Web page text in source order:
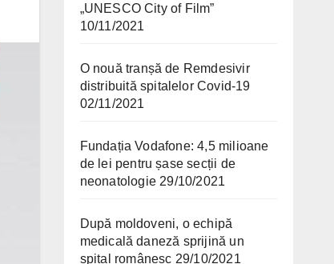
„UNESCO City of Film”
10/11/2021
O nouă tranșă de Remdesivir
distribuită spitalelor Covid-19
02/11/2021
Fundația Vodafone: 4,5 milioane
de lei pentru șase secții de
neonatologie 29/10/2021
După moldoveni, o echipă
medicală daneză sprijină un
spital românesc 29/10/2021